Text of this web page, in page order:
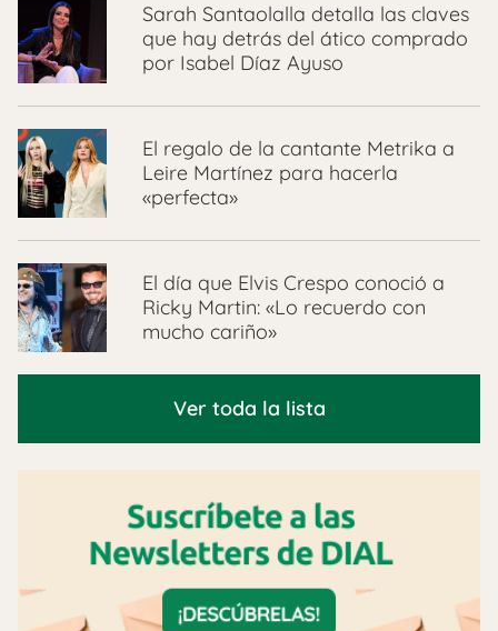
Sarah Santaolalla detalla las claves
que hay detrás del ático comprado
por Isabel Díaz Ayuso
El regalo de la cantante Metrika a
Leire Martínez para hacerla
«perfecta»
El día que Elvis Crespo conoció a
Ricky Martin: «Lo recuerdo con
mucho cariño»
Ver toda la lista